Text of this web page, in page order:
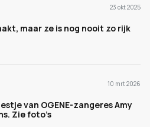
23 okt 2025
maar ze is nog nooit zo rijk
10 mrt 2026
van OGENE-zangeres Amy
Zie foto’s